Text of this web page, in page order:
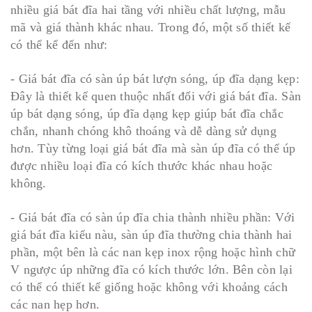
nhiều giá bát đĩa hai tầng với nhiều chất lượng, mẫu
mã và giá thành khác nhau. Trong đó, một số thiết kế
có thể kể đến như:
- Giá bát đĩa có sàn úp bát lượn sóng, úp đĩa dạng kẹp:
Đây là thiết kế quen thuộc nhất đối với giá bát đĩa. Sàn
úp bát dạng sóng, úp đĩa dạng kẹp giúp bát đĩa chắc
chắn, nhanh chóng khô thoáng và dễ dàng sử dụng
hơn. Tùy từng loại giá bát đĩa mà sàn úp đĩa có thể úp
được nhiều loại đĩa có kích thước khác nhau hoặc
không.
- Giá bát đĩa có sàn úp đĩa chia thành nhiều phần: Với
giá bát đĩa kiểu nàu, sàn úp đĩa thường chia thành hai
phần, một bên là các nan kẹp inox rộng hoặc hình chữ
V ngược úp những đĩa có kích thước lớn. Bên còn lại
có thể có thiết kế giống hoặc không với khoảng cách
các nan hẹp hơn.